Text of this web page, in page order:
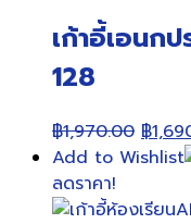
เก้าอี้เอนก
128
฿1,970.00
price
฿
฿
Add to Wishlist
ลดราคา!